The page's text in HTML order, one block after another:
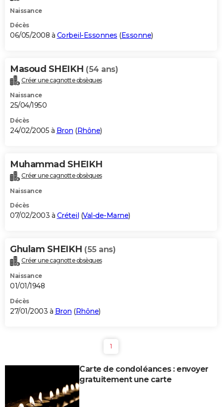
Naissance
Décès
06/05/2008 à Corbeil-Essonnes (Essonne)
Masoud SHEIKH (54 ans)
Créer une cagnotte obsèques
Naissance
25/04/1950
Décès
24/02/2005 à Bron (Rhône)
Muhammad SHEIKH
Créer une cagnotte obsèques
Naissance
Décès
07/02/2003 à Créteil (Val-de-Marne)
Ghulam SHEIKH (55 ans)
Créer une cagnotte obsèques
Naissance
01/01/1948
Décès
27/01/2003 à Bron (Rhône)
1
Carte de condoléances : envoyer
gratuitement une carte